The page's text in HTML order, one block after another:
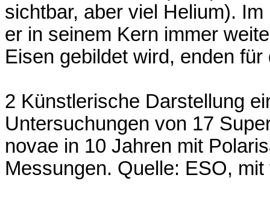
sichtbar, aber viel Helium).
er in seinem Kern immer
Eisen gebildet wird, enden
2 Künstlerische Darstellung
Untersuchungen von 17
novae in 10 Jahren mit
Messungen. Quelle: ESO,